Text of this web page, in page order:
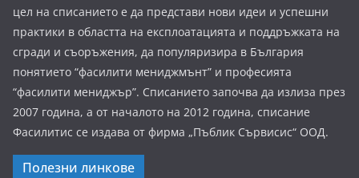
цел на списанието е да представи нови идеи и успешни
практики в областта на експлоатацията и поддръжката на
сгради и съоръжения, да популяризира в България
понятието “фасилити мениджмънт” и професията
“фасилити мениджър”. Списанието започва да излиза през
2007 година, а от началото на 2012 година, списание
Фасилитис се издава от фирма „Пъблик Сървисис“ ООД.
Полезни линкове